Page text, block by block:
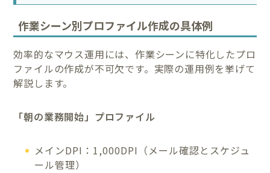
作業シーン別プロファイル作成の具体例
効率的なマウス運用には、作業シーンに特化したプロ
ファイルの作成が不可欠です。実際の運用例を挙げて
解説します。
「朝の業務開始」プロファイル
メインDPI：1,000DPI（メール確認とスケジュ
ール管理）